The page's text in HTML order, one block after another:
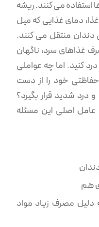
استفاده می کنند. ریشه
دمای غذایی که میل
دندان منتقل می کنند.
غذاهای سرد، ناگهان
کنید. اما چه عواملی
خود را از دست
شدید قرار بگیرد؟
عامل اصلی این مسئله
هم
مصرف زیاد مواد